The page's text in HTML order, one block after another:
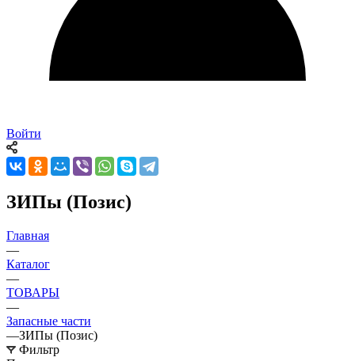
Войти
ЗИПы (Позис)
Главная
—
Каталог
—
ТОВАРЫ
—
Запасные части
—ЗИПы (Позис)
Фильтр